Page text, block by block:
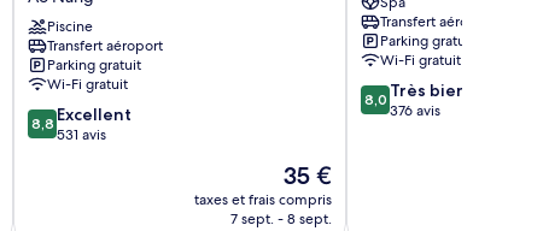
-
Cliffhanger
-
Aonang
Ao
Nang
Piscine
Transfert aéroport
Parking gratuit
Wi-Fi gratuit
8.8
sur
8,8 Excellent
531 avis
Le
nouveau
prix
35 €
taxes et frais compris
7 sept. - 8 sept.
Hotel
Ao
Nang
Transfert aéroport
Parking gratuit
Wi-Fi gratuit
8.0
sur
8,0 Très bien
376 avis